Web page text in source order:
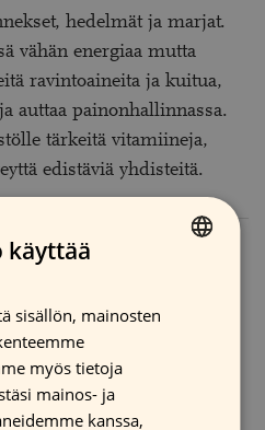
hedelmät ja marjat.
vähän energiaa mutta
ravintoaineita ja kuitua,
auttaa painonhallinnassa.
tärkeitä vitamiineja,
edistäviä yhdisteitä.
ENGLISH
käyttää
sisällön, mainosten
myös tietoja
mainos- ja
kanssa,